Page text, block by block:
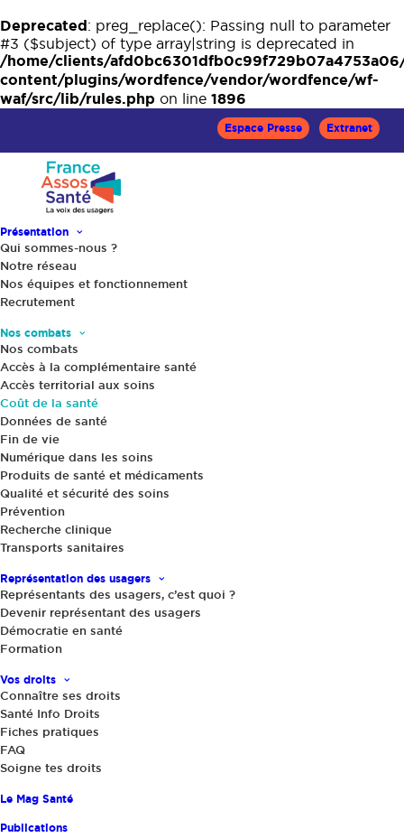
Deprecated: preg_replace(): Passing null to parameter
#3 ($subject) of type array|string is deprecated in
/home/clients/
content/plugins/wordfence/vendor/wordfence/wf-
waf/src/lib/rules.php on line 1896
Espace Presse Extranet
Présentation
Qui sommes-nous ?
Notre réseau
Nos équipes et fonctionnement
Recrutement
Nos combats
Nos combats
Accès à la complémentaire santé
Accès territorial aux soins
Coût de la santé
Données de santé
Fin de vie
Numérique dans les soins
Produits de santé et médicaments
Qualité et sécurité des soins
Prévention
Recherche clinique
Transports sanitaires
Représentation des usagers
Représentants des usagers, c’est quoi ?
Devenir représentant des usagers
Démocratie en santé
Formation
Vos droits
Connaître ses droits
Santé Info Droits
Fiches pratiques
FAQ
Soigne tes droits
Le Mag Santé
Publications
Coût de la santé
Etat des lieux
Nos revendications
Ressources utiles
Etat des lieux
restant à charge des ménages (RAC) à 274€
par an et par personne, cela cache en réalité
Affection de Longue Durée (ALD) par exemple,
malgré une prise en charge à 100% des soins en
lien avec l’ALD, ont en moyenne 1,8 fois plus de